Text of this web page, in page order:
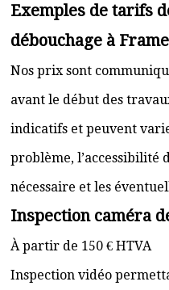
Exemples de tarifs
débouchage à
Nos prix sont
avant le début des
indicatifs et peuvent
problème, l’accessibilité
nécessaire et les
Inspection caméra
À partir de 150 € HTVA
Inspection vidéo